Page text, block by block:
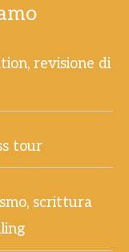
revisione di
tour
scrittura